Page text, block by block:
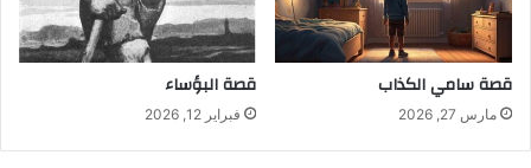
قصة سامي الكذاب
مارس 27, 2026
قصة البؤساء
فبراير 12, 2026